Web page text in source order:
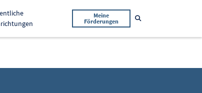
Meine
Förderungen